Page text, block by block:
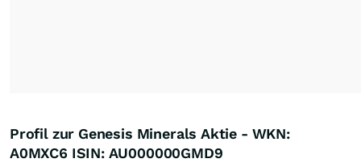
Profil zur Genesis Minerals Aktie - WKN:
A0MXC6 ISIN: AU000000GMD9